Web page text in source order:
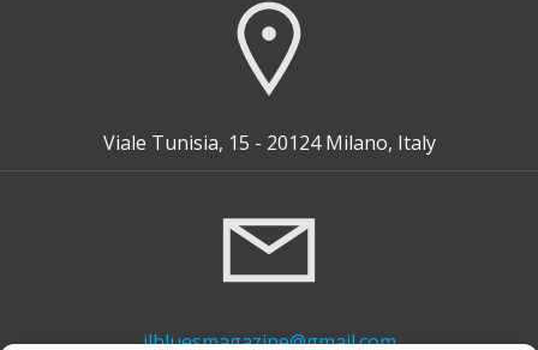
Viale Tunisia, 15 - 20124 Milano, Italy
ilbluesmagazine@gmail.com